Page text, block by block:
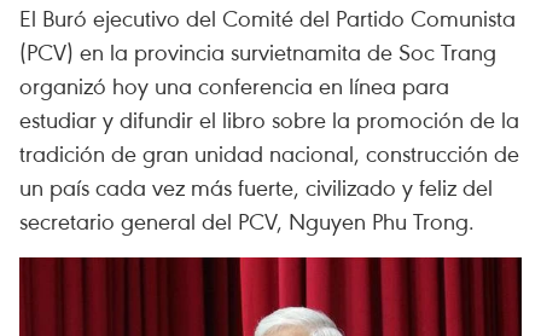
El Buró ejecutivo del Comité del Partido Comunista
(PCV) en la provincia survietnamita de Soc Trang
organizó hoy una conferencia en línea para
estudiar y difundir el libro sobre la promoción de la
tradición de gran unidad nacional, construcción de
un país cada vez más fuerte, civilizado y feliz del
secretario general del PCV, Nguyen Phu Trong.